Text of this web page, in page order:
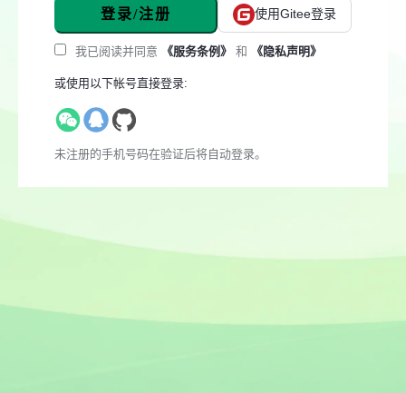
登录/注册 使用Gitee登录
我已阅读并同意 《服务条例》 和 《隐私声明》
或使用以下帐号直接登录:
未注册的手机号码在验证后将自动登录。